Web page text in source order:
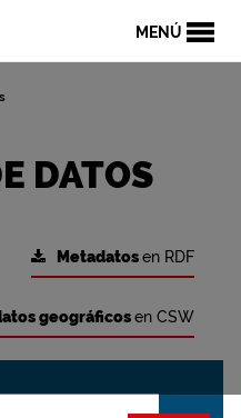
MENÚ
DATOS
Metadatosen RDF
geográficosen CSW